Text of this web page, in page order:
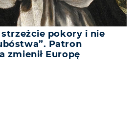
strzeżcie pokory i nie
Patron
zmienił Europę